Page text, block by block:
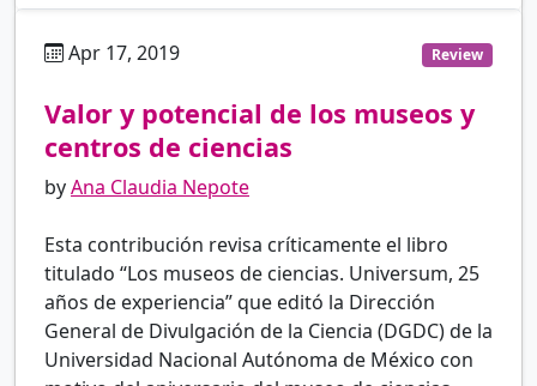
Apr 17, 2019 Review
Valor y potencial de los museos y
centros de ciencias
byAna Claudia Nepote
Esta contribución revisa críticamente el libro
titulado “Los museos de ciencias. Universum, 25
años de experiencia” que editó la Dirección
General de Divulgación de la Ciencia (DGDC) de la
Universidad Nacional Autónoma de México con